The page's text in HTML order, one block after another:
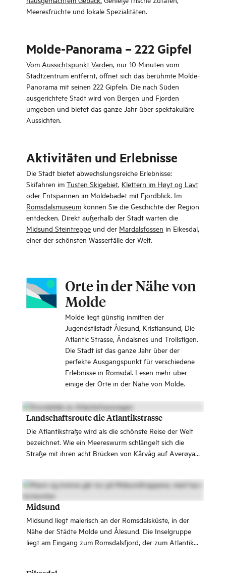
Meeresfrüchte und lokale Spezialitäten.
Molde-Panorama – 222 Gipfel
Vom Aussichtspunkt Varden, nur 10 Minuten vom
Stadtzentrum entfernt, öffnet sich das berühmte Molde-
Panorama mit seinen 222 Gipfeln. Die nach Süden
ausgerichtete Stadt wird von Bergen und Fjorden
umgeben und bietet das ganze Jahr über spektakuläre
Aussichten.
Aktivitäten und Erlebnisse
Die Stadt bietet abwechslungsreiche Erlebnisse:
Skifahren im Tusten Skigebiet, Klettern im Høyt og Lavt
oder Entspannen im Moldebadet mit Fjordblick. Im
Romsdalsmuseum können Sie die Geschichte der Region
entdecken. Direkt außerhalb der Stadt warten die
Midsund Steintreppe und der Mardalsfossen in Eikesdal,
einer der schönsten Wasserfälle der Welt.
Orte in der Nähe von
Molde
Molde liegt günstig inmitten der
Jugendstilstadt Ålesund, Kristiansund, Die
Atlantic Strasse, Åndalsnes und Trollstigen.
Die Stadt ist das ganze Jahr über der
perfekte Ausgangspunkt für verschiedene
Erlebnisse in Romsdal. Lesen mehr über
einige der Orte in der Nähe von Molde.
Landschaftsroute die Atlantikstrasse
Die Atlantikstraße wird als die schönste Reise der Welt
bezeichnet. Wie ein Meereswurm schlängelt sich die
Straße mit ihren acht Brücken von Kårvåg auf Averøya
Midsund
Midsund liegt malerisch an der Romsdalsküste, in der
Nähe der Städte Molde und Ålesund. Die Inselgruppe
liegt am Eingang zum Romsdalsfjord, der zum Atlantik